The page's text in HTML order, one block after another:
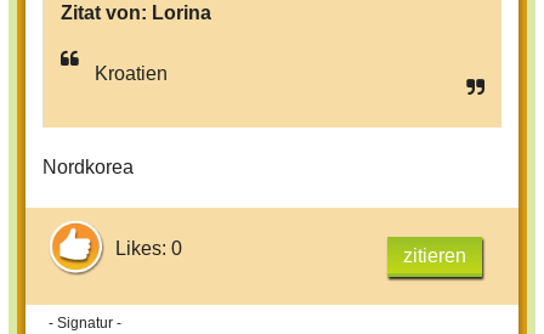
Zitat von: Lorina
Kroatien
Nordkorea
Likes: 0 zitieren
- Signatur -